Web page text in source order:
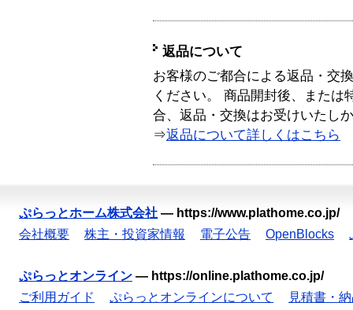
返品について
お客様のご都合による返品・交
ください。 商品開封後、または
合、返品・交換はお受けいたし
⇒返品について詳しくはこちら
ぷらっとホーム株式会社 — https://www.plathome.co.jp/
会社概要
株主・投資家情報 電子公告 OpenBlocks
ぷらっとオンライン — https://online.plathome.co.jp/
ご利用ガイド
ぷらっとオンラインについて
見積書・